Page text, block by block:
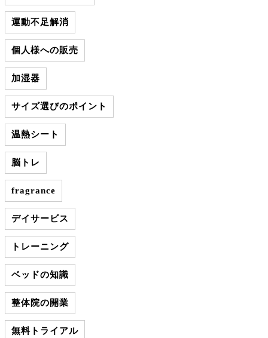
運動不足解消
個人様への販売
加湿器
サイズ選びのポイント
温熱シート
脳トレ
fragrance
デイサービス
トレーニング
ベッドの知識
整体院の開業
無料トライアル